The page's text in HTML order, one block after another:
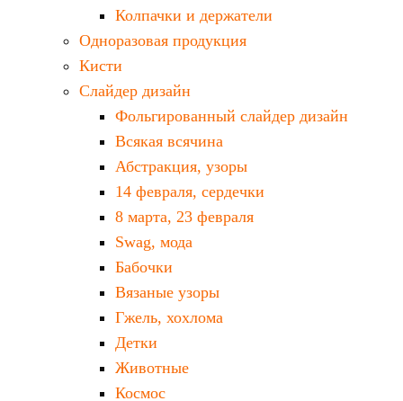
Колпачки и держатели
Одноразовая продукция
Кисти
Слайдер дизайн
Фольгированный слайдер дизайн
Всякая всячина
Абстракция, узоры
14 февраля, сердечки
8 марта, 23 февраля
Swag, мода
Бабочки
Вязаные узоры
Гжель, хохлома
Детки
Животные
Космос